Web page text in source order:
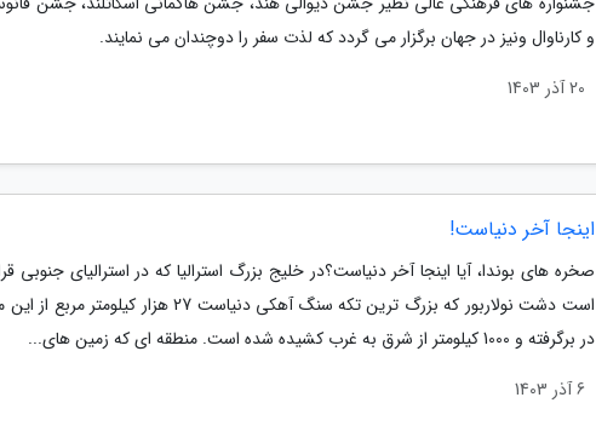
و کارناوال ونیز در جهان برگزار می گردد که لذت سفر را دوچندان می نمایند.
20 آذر 1403
اینجا آخر دنیاست!
صخره های بوندا، آیا اینجا آخر دنیاست؟در خلیج بزرگ استرالیا که در استرالیای جنوبی
است دشت نولاربور که بزرگ ترین تکه سنگ آهکی دنیاست 27 هزار
در برگرفته و 1000 کیلومتر از شرق به غرب کشیده شده است. منطقه ای که زمین های...
6 آذر 1403